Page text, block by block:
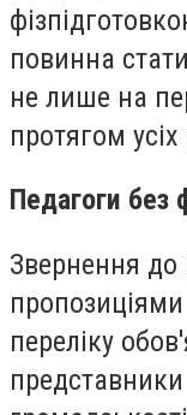
повинна
не лише на
протягом усіх
Педагоги без
Звернення до
переліку
представники